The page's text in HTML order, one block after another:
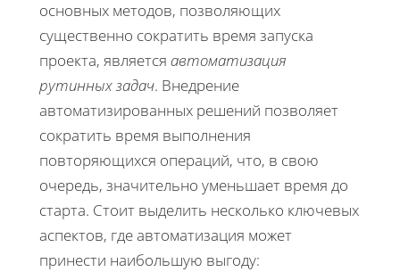
основных методов, позволяющих
существенно сократить время запуска
проекта, является автоматизация
рутинных задач. Внедрение
автоматизированных решений позволяет
сократить время выполнения
повторяющихся операций, что, в свою
очередь, значительно уменьшает время до
старта. Стоит выделить несколько ключевых
аспектов, где автоматизация может
принести наибольшую выгоду: